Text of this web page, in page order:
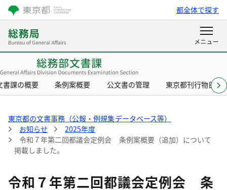
都全体で探す
書課の概要 条例案概要 公文書の管理 東京都刊行物目録
東京都の文書事務（公報・例規集データベース等）
お知らせ
2025年度
令和７年第二回都議会定例会 条例案概要（追加）について
掲載しました。
令和７年第二回都議会定例会 条